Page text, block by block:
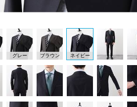
グレー ブラウン ネイビー